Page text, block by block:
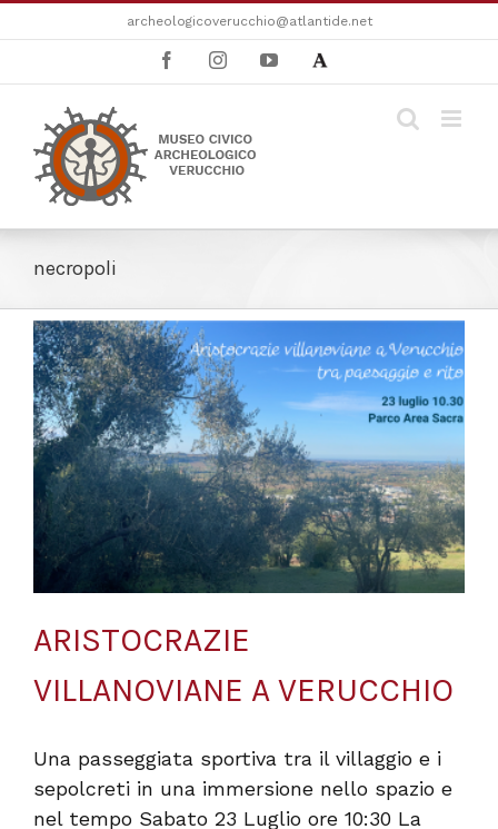
al
archeologicoverucchio@atlantide.net
FacebookInstagramYouTubeAcademia
necropoli
ARISTOCRAZIE
VILLANOVIANE A VERUCCHIO
Una passeggiata sportiva tra il villaggio e i
sepolcreti in una immersione nello spazio e
nel tempo Sabato 23 Luglio ore 10:30 La